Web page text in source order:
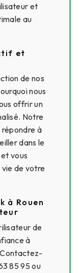
et
au
et
de nos
nous
offrir un
Notre
à
dans le
vous
de votre
à Rouen
de
à
85 95 ou